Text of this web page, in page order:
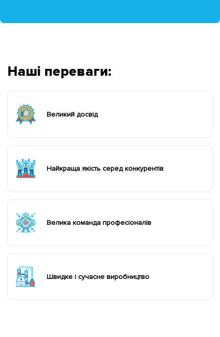
Наші переваги:
Великий досвід
Найкраща якість серед конкурентів
Велика команда професіоналів
Швидке і сучасне виробництво